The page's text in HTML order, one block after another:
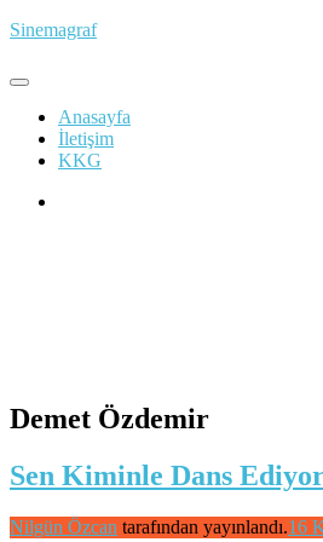
İçeriğe
Sinemagraf
Anasayfa
İletişim
KKG
Demet Özdemir
Sen Kiminle Dans
Nilgün Özcan tarafından yayınlandı.16